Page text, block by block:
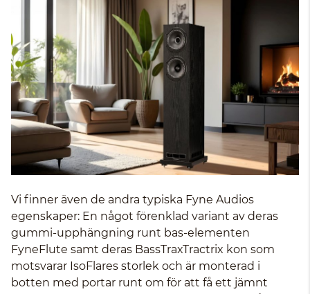
Vi finner även de andra typiska Fyne Audios
egenskaper: En något förenklad variant av deras
gummi-upphängning runt bas-elementen
FyneFlute samt deras BassTraxTractrix kon som
motsvarar IsoFlares storlek och är monterad i
botten med portar runt om för att få ett jämnt